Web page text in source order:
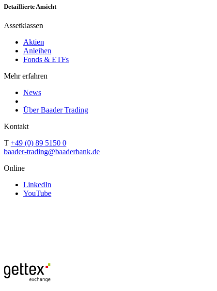
Detaillierte Ansicht
Assetklassen
Aktien
Anleihen
Fonds & ETFs
Mehr erfahren
News
Über Baader Trading
Kontakt
T +49 (0) 89 5150 0
baader-trading@baaderbank.de
Online
LinkedIn
YouTube